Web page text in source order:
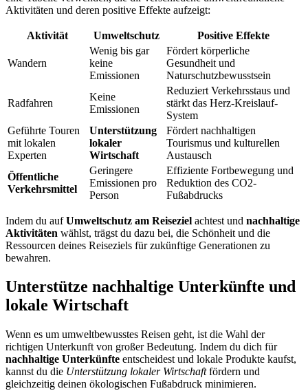
Aktivitäten und deren positive Effekte aufzeigt:
Aktivität Umweltschutz Positive Effekte
Wandern
Wenig bis gar
keine
Emissionen
Fördert körperliche
Gesundheit und
Naturschutzbewusstsein
Radfahren
Keine
Emissionen
Reduziert Verkehrsstaus und
stärkt das Herz-Kreislauf-
System
Geführte Touren
mit lokalen
Experten
Unterstützung
lokaler
Wirtschaft
Fördert nachhaltigen
Tourismus und kulturellen
Austausch
Öffentliche
Verkehrsmittel
Geringere
Emissionen pro
Person
Effiziente Fortbewegung und
Reduktion des CO2-
Fußabdrucks
Indem du aufUmweltschutz am Reiseziel achtest und nachhaltige
Aktivitäten wählst, trägst du dazu bei, die Schönheit und die
Ressourcen deines Reiseziels für zukünftige Generationen zu
bewahren.
Unterstütze nachhaltige Unterkünfte und
lokale Wirtschaft
Wenn es um umweltbewusstes Reisen geht, ist die Wahl der
richtigen Unterkunft von großer Bedeutung. Indem du dich für
nachhaltige Unterkünfte entscheidest und lokale Produkte kaufst,
kannst du die Unterstützung lokaler Wirtschaftfördern und
gleichzeitig deinen ökologischen Fußabdruck minimieren.